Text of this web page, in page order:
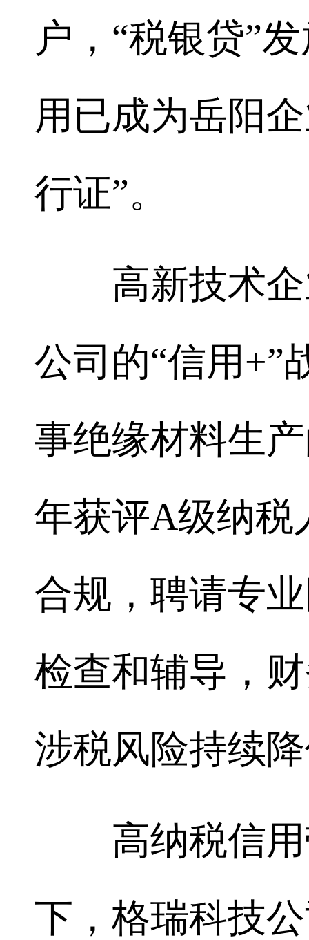
户，“税银贷”
用已成为岳阳
行证”。
高新技术企
公司的“信用+”
事绝缘材料生
年获评A级纳税
合规，聘请专
检查和辅导，
涉税风险持续
高纳税信用
下，格瑞科技